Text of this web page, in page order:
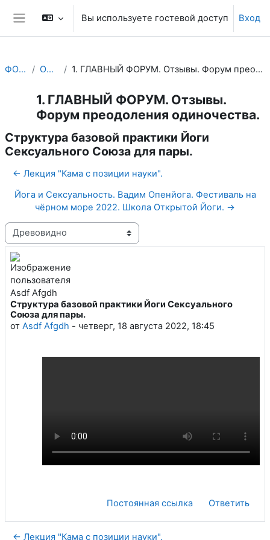
Перейти к основному содержанию
Боковая панель
Вы используете гостевой доступ Вход
ФОРУМ Общее 1. ГЛАВНЫЙ ФОРУМ. Отзывы. Форум преодоления одиночества.
1. ГЛАВНЫЙ ФОРУМ. Отзывы.
Форум преодоления одиночества.
Структура базовой практики Йоги
Сексуального Союза для пары.
← Лекция "Кама с позиции науки".
Йога и Сексуальность. Вадим Опенйога. Фестиваль на
чёрном море 2022. Школа Открытой Йоги. →
Режим отображения
Структура базовой практики Йоги Сексуального
Союза для пары.
от Asdf Afgdh - четверг, 18 августа 2022, 18:45
Количество ответов: 0
Постоянная ссылка Ответить
← Лекция "Кама с позиции науки".